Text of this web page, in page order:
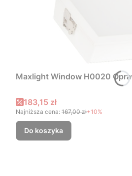
Maxlight Window H0020
Cena promocyjna
183,15 zł
Najniższa cena: 167,00 zł+10%
Do koszyka